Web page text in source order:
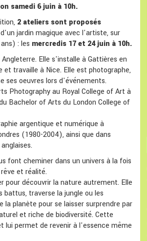
samedi 6 juin à 10h.
2 ateliers sont proposés
jardin magique avec l'artiste, sur
: les mercredis 17 et 24 juin à 10h.
Elle s'installe à Gattières en
et travaille à Nice. Elle est photographe,
ses oeuvres lors d'événements.
Photography au Royal College of Art à
Bachelor of Arts du London College of
argentique et numérique à
(1980-2004), ainsi que dans
font cheminer dans un univers à la fois
et réalité.
pour découvrir la nature autrement. Elle
battus, traverse la jungle ou les
planète pour se laisser surprendre par
et riche de biodiversité. Cette
lui permet de revenir à l'essence même